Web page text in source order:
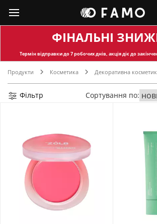
ФІНАЛЬНІ
Термін відправкидо 7 робочих днів, акція діє до
Продукти Косметика Декоративна
Фільтр Сортування по: